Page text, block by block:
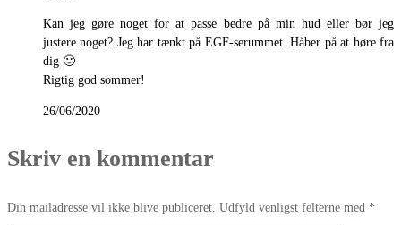
Kan jeg gøre noget for at passe bedre på min hud eller bør jeg
justere noget? Jeg har tænkt på EGF-serummet. Håber på at høre fra
dig 🙂
Rigtig god sommer!
26/06/2020
Skriv en kommentar
Din mailadresse vil ikke blive publiceret. Udfyld venligst felterne med *